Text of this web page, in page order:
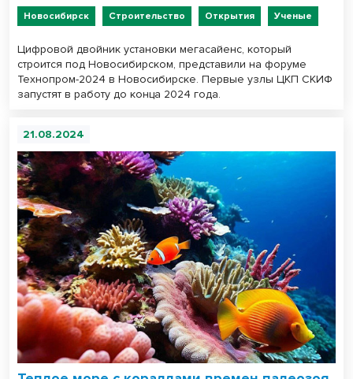
Новосибирск Строительство Открытия Ученые
Цифровой двойник установки мегасайенс, который
строится под Новосибирском, представили на форуме
Технопром-2024 в Новосибирске. Первые узлы ЦКП СКИФ
запустят в работу до конца 2024 года.
21.08.2024